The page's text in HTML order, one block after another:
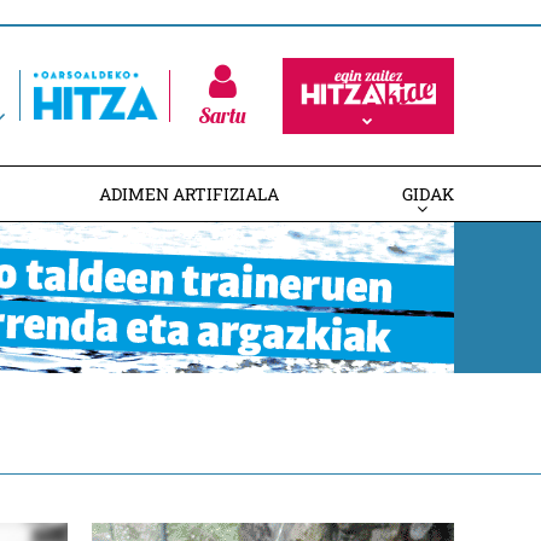
Sartu
ADIMEN ARTIFIZIALA GIDAK